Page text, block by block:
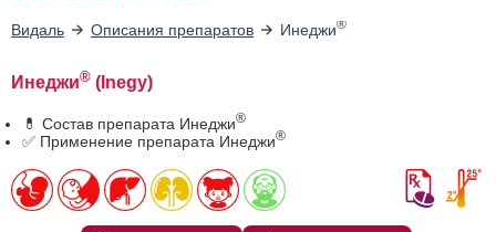
Видаль Описания препаратов Инеджи®
Инеджи® (Inegy)
💊 Состав препарата Инеджи®
✅ Применение препарата Инеджи®